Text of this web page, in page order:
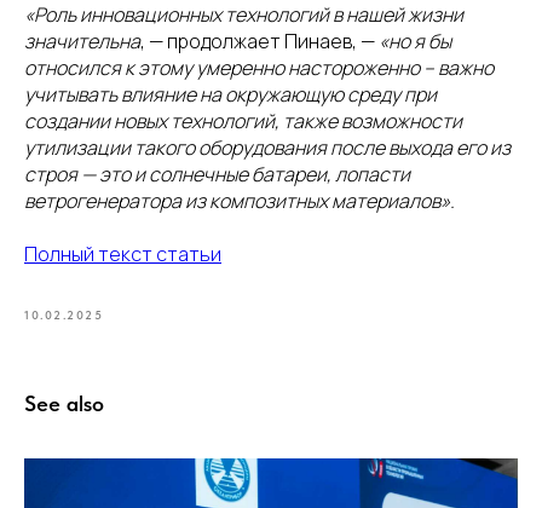
«Роль инновационных технологий в нашей жизни
значительна, — продолжает Пинаев, — «но я бы
относился к этому умеренно настороженно – важно
учитывать влияние на окружающую среду при
создании новых технологий, также возможности
утилизации такого оборудования после выхода его из
строя — это и солнечные батареи, лопасти
ветрогенератора из композитных материалов».
Полный текст статьи
10.02.2025
See also